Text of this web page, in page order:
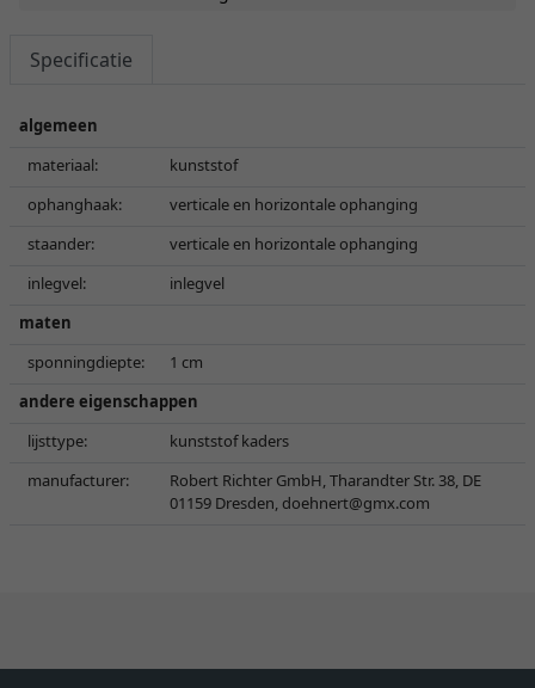
Specificatie
algemeen
materiaal:
kunststof
ophanghaak:
verticale en horizontale ophanging
staander:
verticale en horizontale ophanging
inlegvel:
inlegvel
maten
sponningdiepte:
1 cm
andere eigenschappen
lijsttype:
kunststof kaders
manufacturer:
Robert Richter GmbH, Tharandter Str. 38, DE
01159 Dresden, doehnert@gmx.com